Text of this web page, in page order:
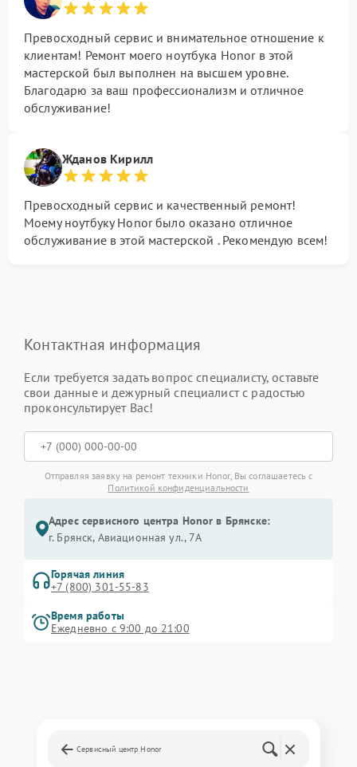
Превосходный сервис и внимательное отношение к
клиентам! Ремонт моего ноутбука Honor в этой
мастерской был выполнен на высшем уровне.
Благодарю за ваш профессионализм и отличное
обслуживание!
Жданов Кирилл
Превосходный сервис и качественный ремонт!
Моему ноутбуку Honor было оказано отличное
обслуживание в этой мастерской . Рекомендую всем!
Контактная информация
Если требуется задать вопрос специалисту, оставьте
свои данные и дежурный специалист с радостью
проконсультирует Вас!
Отправляя заявку на ремонт техники Honor, Вы соглашаетесь с
Политикой конфиденциальности
Адрес сервисного центра Honor в Брянске:
г. Брянск, Авиационная ул., 7А
Горячая линия
+7 (800) 301-55-83
Время работы
Ежедневно с 9:00 до 21:00
Сервисный центр Honor